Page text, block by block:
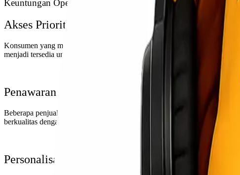
Keuntungan Open PO untuk Konsumen
Akses Prioritas
Konsumen yang melakukan Open PO mendapatkan akses prioritas ke
menjadi tersedia untuk umum.
Penawaran Harga Spesial
Beberapa penjual menawarkan harga spesial atau diskon untuk pesanan
berkualitas dengan harga yang lebih terjangkau.
Personalisasi Produk